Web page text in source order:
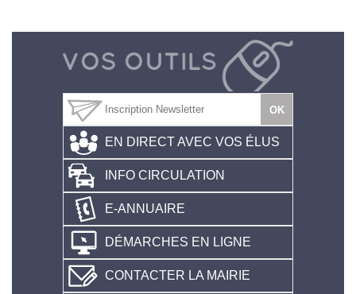
EN DIRECT AVEC VOS ÉLUS
INFO CIRCULATION
E-ANNUAIRE
DÉMARCHES EN LIGNE
CONTACTER LA MAIRIE